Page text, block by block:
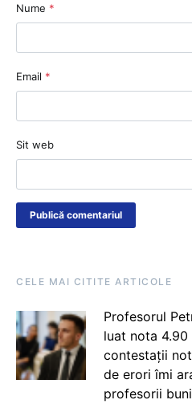
Nume *
Email *
Sit web
CELE MAI CITITE ARTICOLE
Profesorul
luat nota
contestații
de erori îmi
profesorii